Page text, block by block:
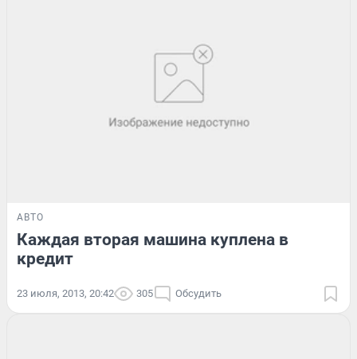
АВТО
Каждая вторая машина куплена в
кредит
23 июля, 2013, 20:42 305 Обсудить